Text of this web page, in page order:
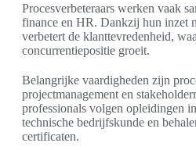
Procesverbeteraars werken vaak
finance en HR. Dankzij hun inzet
verbetert de klanttevredenheid,
concurrentiepositie groeit.
Belangrijke vaardigheden zijn
projectmanagement en
professionals volgen opleidingen
technische bedrijfskunde en
certificaten.